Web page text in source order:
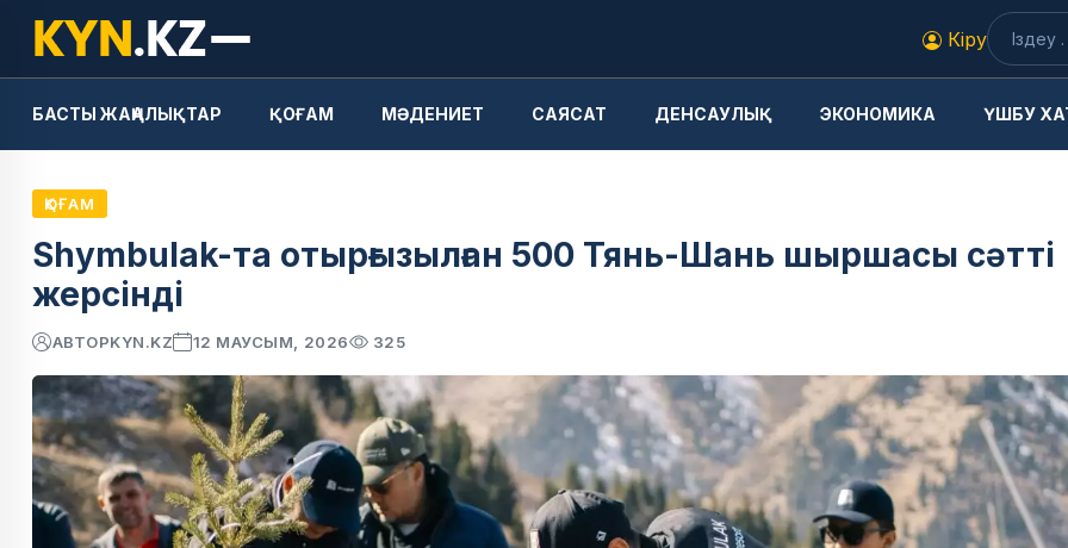
Кіру
БАСТЫ ЖАҢАЛЫҚТАР ҚОҒАМ МӘДЕНИЕТ САЯСАТ ДЕНСАУЛЫҚ ЭКОНОМИКА ҮШБУ
ҚОҒАМ
Shymbulak-та отырғызылған 500 Тянь-Шань шыршасы сәтті
жерсінді
АВТОРKYN.KZ 12 МАУСЫМ, 2026 325